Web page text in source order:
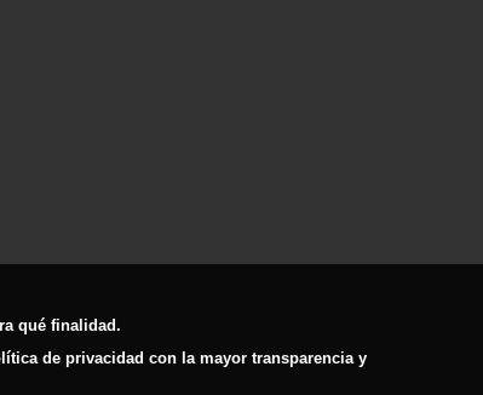
qué finalidad.
de privacidad con la mayor transparencia y